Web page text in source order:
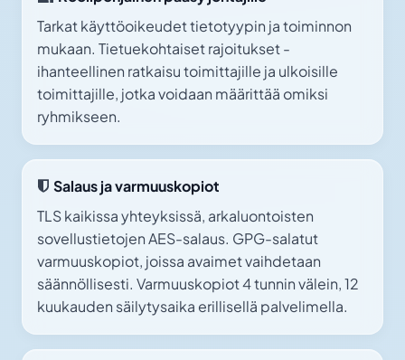
Tarkat käyttöoikeudet tietotyypin ja toiminnon
mukaan. Tietuekohtaiset rajoitukset -
ihanteellinen ratkaisu toimittajille ja ulkoisille
toimittajille, jotka voidaan määrittää omiksi
ryhmikseen.
Salaus ja varmuuskopiot
TLS kaikissa yhteyksissä, arkaluontoisten
sovellustietojen AES-salaus. GPG-salatut
varmuuskopiot, joissa avaimet vaihdetaan
säännöllisesti. Varmuuskopiot 4 tunnin välein, 12
kuukauden säilytysaika erillisellä palvelimella.